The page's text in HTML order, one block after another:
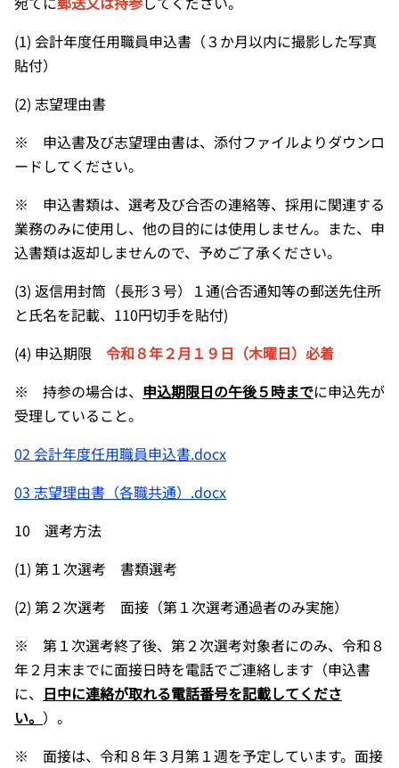
(1) 会計年度任用職員申込書（３か月以内に撮影した写真
貼付）
(2) 志望理由書
※ 申込書及び志望理由書は、添付ファイルよりダウンロ
ードしてください。
※ 申込書類は、選考及び合否の連絡等、採用に関連する
業務のみに使用し、他の目的には使用しません。また、申
込書類は返却しませんので、予めご了承ください。
(3) 返信用封筒（長形３号）１通(合否通知等の郵送先住所
と氏名を記載、110円切手を貼付)
(4) 申込期限 令和８年２月１９日（木曜日）必着
※ 持参の場合は、 申込期限日の午後５時までに申込先が
受理していること。
02 会計年度任用職員申込書.docx
03 志望理由書（各職共通）.docx
10 選考方法
(1) 第１次選考 書類選考
(2) 第２次選考 面接（第１次選考通過者のみ実施）
※ 第１次選考終了後、第２次選考対象者にのみ、令和８
年２月末までに面接日時を電話でご連絡します（申込書
に、 日中に連絡が取れる電話番号を記載してくださ
い。 ）。
※ 面接は、令和８年３月第１週を予定しています。面接